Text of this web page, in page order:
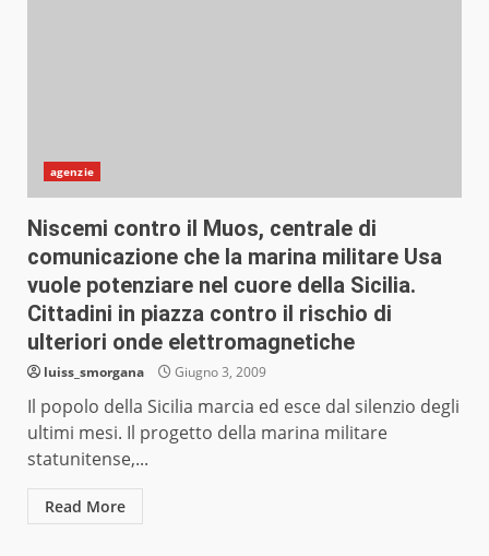
agenzie
Niscemi contro il Muos, centrale di
comunicazione che la marina militare Usa
vuole potenziare nel cuore della Sicilia.
Cittadini in piazza contro il rischio di
ulteriori onde elettromagnetiche
luiss_smorgana Giugno 3, 2009
Il popolo della Sicilia marcia ed esce dal silenzio degli
ultimi mesi. Il progetto della marina militare
statunitense,...
Read More